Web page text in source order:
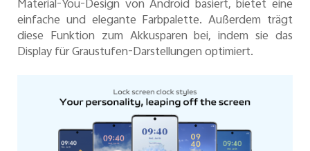
Material-You-Design von Android basiert, bietet eine
einfache und elegante Farbpalette. Außerdem trägt
diese Funktion zum Akkusparen bei, indem sie das
Display für Graustufen-Darstellungen optimiert.